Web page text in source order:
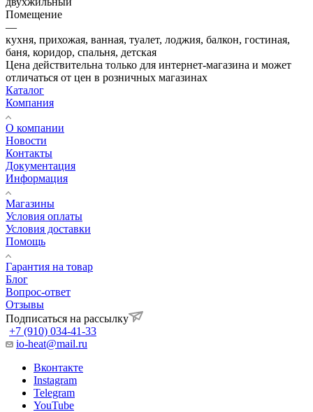
Помещение
—
кухня, прихожая, ванная, туалет, лоджия, балкон, гостиная,
баня, коридор, спальня, детская
Цена действительна только для интернет-магазина и может
отличаться от цен в розничных магазинах
Каталог
Компания
О компании
Новости
Контакты
Документация
Информация
Магазины
Условия оплаты
Условия доставки
Помощь
Гарантия на товар
Блог
Вопрос-ответ
Отзывы
Подписаться на рассылку
+7 (910) 034-41-33
io-heat@mail.ru
Вконтакте
Instagram
Telegram
YouTube